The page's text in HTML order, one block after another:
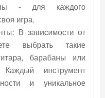
- для каждого
игра.
В зависимости от
выбрать такие
барабаны или
инструмент
и уникальное